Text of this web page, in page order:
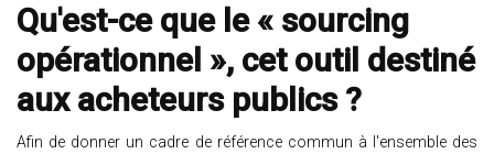
Qu'est-ce que le « sourcing
opérationnel », cet outil destiné
aux acheteurs publics ?
Afin de donner un cadre de référence commun à l'ensemble des